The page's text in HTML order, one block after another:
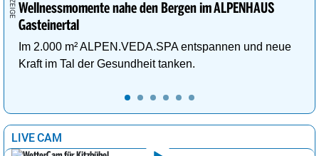
Wellnessmomente nahe den Bergen im ALPENHAUS
Gasteinertal
Im 2.000 m² ALPEN.VEDA.SPA entspannen und neue
Kraft im Tal der Gesundheit tanken.
LIVE CAM